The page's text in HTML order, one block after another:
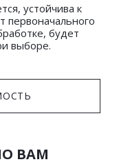
устойчива к
первоначального
будет
выборе.
ВАМ